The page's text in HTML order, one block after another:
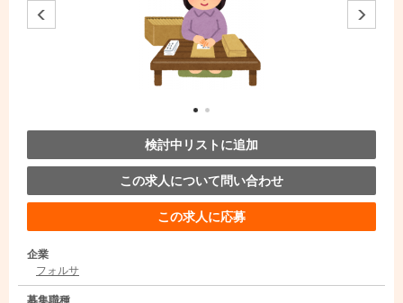
検討中リストに追加
この求人について問い合わせ
この求人に応募
企業
フォルサ
募集職種